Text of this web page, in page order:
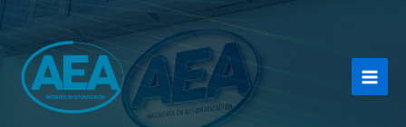
al
contenido